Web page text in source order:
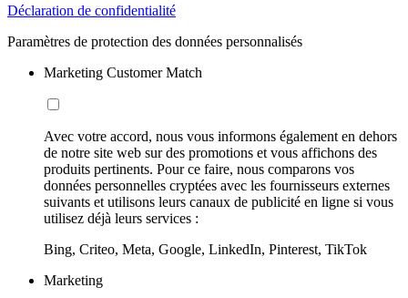
Déclaration de confidentialité
Paramètres de protection des données personnalisés
Marketing Customer Match
Avec votre accord, nous vous informons également en dehors
de notre site web sur des promotions et vous affichons des
produits pertinents. Pour ce faire, nous comparons vos
données personnelles cryptées avec les fournisseurs externes
suivants et utilisons leurs canaux de publicité en ligne si vous
utilisez déjà leurs services :
Bing, Criteo, Meta, Google, LinkedIn, Pinterest, TikTok
Marketing